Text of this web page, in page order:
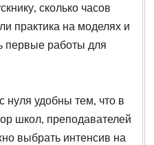
сколько часов
практика на моделях и
первые работы для
нуля удобны тем, что в
школ, преподавателей
выбрать интенсив на